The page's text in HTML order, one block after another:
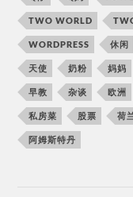
TWO WORLD
WORDPRESS 休闲
天使 奶粉 妈妈
早教 杂谈 欧洲
私房菜 股票 荷
阿姆斯特丹